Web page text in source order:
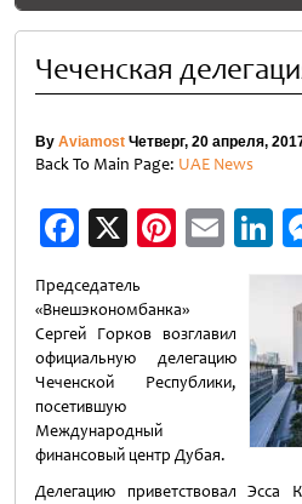
Чеченская
By Aviamost Четверг, 20 апреля,
Back To Main Page: UAE News
Facebook
X
Председатель
«Внешэкономбанка»
Сергей Горков возглавил
официальную делегацию
Чеченской Республики,
посетившую
Международный
финансовый центр Дубая.
Делегацию приветствовал Эсса